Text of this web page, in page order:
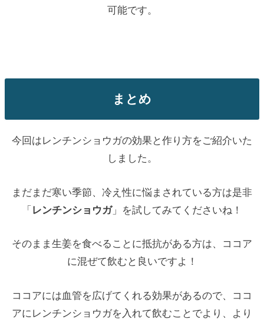
可能です。
まとめ
今回はレンチンショウガの効果と作り方をご紹介いた
しました。
まだまだ寒い季節、冷え性に悩まされている方は是非
「レンチンショウガ」を試してみてくださいね！
そのまま生姜を食べることに抵抗がある方は、ココア
に混ぜて飲むと良いですよ！
ココアには血管を広げてくれる効果があるので、ココ
アにレンチンショウガを入れて飲むことでより、より